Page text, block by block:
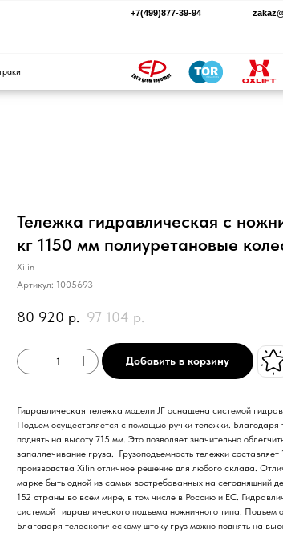
zakaz@exfork.ru
Тележка гидравлическая с
кг 1150 мм полиуретановые
Xilin
Артикул: 1005693
80 920 р. 97 104 р.
Добавить в корзину
Гидравлическая тележка модели JF оснащена системой
Подъем осуществляется с помощью ручки тележки. Благодаря
поднять на высоту 715 мм. Это позволяет значительно
запаллечивание груза. Грузоподъемность тележки
производства Xilin отличное решение для любого склада.
марке быть одной из самых востребованных на сегодняшний
152 страны во всем мире, в том числе в Россию и ЕС.
системой гидравлического подъема ножничного типа. Подъем
Благодаря телескопическому штоку груз можно поднять на